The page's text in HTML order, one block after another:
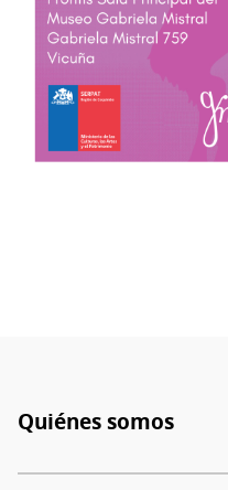
Pie
de
Quiénes somos